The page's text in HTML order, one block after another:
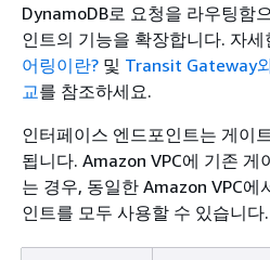
DynamoDB로 요청을 라우팅함
인트의 기능을 확장합니다. 자세
어링이란? 및 Transit Gateway
교를 참조하세요.
인터페이스 엔드포인트는 게이
됩니다. Amazon VPC에 기존 게
는 경우, 동일한 Amazon VPC에
인트를 모두 사용할 수 있습니다.